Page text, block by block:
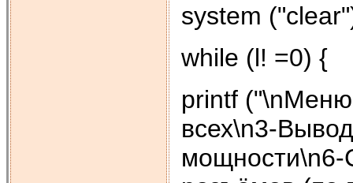
system
while (l! =0) {
printf
всех\n3-
мощности\n6-